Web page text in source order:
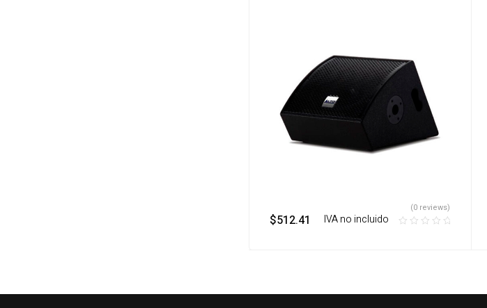
$512.41 ‎ ‎ ‎ IVA no incluido
(0 reviews)